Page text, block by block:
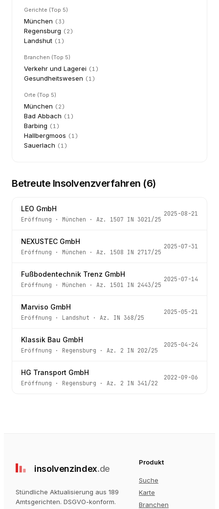
Gerichte (Top 5)
München (3)
Regensburg (2)
Landshut (1)
Branchen (Top 5)
Verkehr und Lagerei (1)
Gesundheitswesen (1)
Orte (Top 5)
München (2)
Bad Abbach (1)
Barbing (1)
Hallbergmoos (1)
Sauerlach (1)
Betreute Insolvenzverfahren (6)
LEO GmbH
Eröffnung · München · Az. 1507 IN 3021/25
2025-08-21
NEXUSTEC GmbH
Eröffnung · München · Az. 1508 IN 2717/25
2025-07-31
Fußbodentechnik Trenz GmbH
Eröffnung · München · Az. 1501 IN 2443/25
2025-07-14
Marviso GmbH
Eröffnung · Landshut · Az. IN 368/25
2025-05-21
Klassik Bau GmbH
Eröffnung · Regensburg · Az. 2 IN 202/25
2025-04-24
HG Transport GmbH
Eröffnung · Regensburg · Az. 2 IN 341/22
2022-09-06
insolvenzindex.de
Stündliche Aktualisierung aus 189
Amtsgerichten. DSGVO-konform.
Produkt
Suche
Karte
Branchen